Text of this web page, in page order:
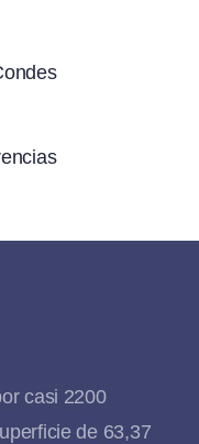
casi 2200
de 63,37